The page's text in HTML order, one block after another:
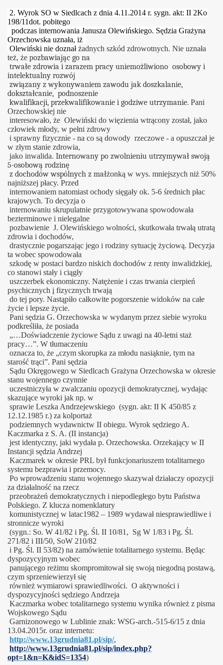
2. Wyrok SO w Siedlcach z dnia 4.11.2014 r. sygn. akt: II 2Ko
198/11dot. pobitego
podczas internowania Janusza Olewińskiego. Sędzia Grażyna
Orzechowska uznała, iż
Olewiński nie doznałżadnych szkód zdrowotnych. Nie uznała
też, że pozbawiając go na
trwałe zdrowia i zarazem pracy uniemożliwiono osobowy i
intelektualny rozwój
związany z wykonywaniem zawodu jak doszkalanie,
dokształcanie, podnoszenie
kwalifikacji, przekwalifikowanie i godziwe utrzymanie. Pani
Orzechowskiej nie
interesowało, że Olewiński do więzienia wtrącony został, jako
człowiek młody, w pełni zdrowy
i sprawny fizycznie - na co są dowody rzeczowe - a opuszczał je
w złym stanie zdrowia,
jako inwalida. Internowany po zwolnieniu utrzymywał swoją
5-osobową rodzinę
z dochodów wspólnych z małżonką w wys. mniejszych niż 50%
najniższej płacy. Przed
internowaniem natomiast ochody sięgały ok. 5-6 średnich płac
krajowych. To decyzja o
internowaniu skrupulatnie przygotowywana spowodowała
bezterminowe i nielegalne
pozbawienie J. Olewińskiego wolności, skutkowała trwałą utratą
zdrowia i dochodów,
drastycznie pogarszając jego i rodziny sytuację życiową. Decyzja
ta wobec spowodowała
szkodę w postaci bardzo niskich dochodów z renty inwalidzkiej,
co stanowi stały i ciągły
uszczerbek ekonomiczny. Natężenie i czas trwania cierpień
psychicznych i fizycznych trwają
do tej pory. Nastąpiło całkowite pogorszenie widoków na całe
życie i lepsze życie.
Pani sędzia G. Orzechowska w wydanym przez siebie wyroku
podkreśliła, że posiada
„…Doświadczenie życiowe Sądu z uwagi na 40-letni staż
pracy…”. W tłumaczeniu
oznacza to, że „czym skorupka za młodu nasiąknie, tym na
starość trąci”. Pani sędzia
Sądu Okręgowego w Siedlcach Grażyna Orzechowska w okresie
stanu wojennego czynnie
uczestniczyła w zwalczaniu opozycji demokratycznej, wydając
skazujące wyroki jak np. w
sprawie Leszka Andrzejewskiego (sygn. akt: II K 450/85 z
12.12.1985 r.) za kolportaż
podziemnych wydawnictw II obiegu. Wyrok sędziego A.
Kaczmarka z S. A. (II instancja)
jest identyczny, jaki wydała p. Orzechowska. Orzekający w II
Instancji sędzia Andrzej
Kaczmarek w okresie PRL był funkcjonariuszem totalitarnego
systemu bezprawia i przemocy.
Po wprowadzeniu stanu wojennego skazywał działaczy opozycji
za działalność na rzecz
przeobrażeń demokratycznych i niepodległego bytu Państwa
Polskiego. Z klucza nomenklatury
komunistycznej w latac1982 – 1989 wydawał niesprawiedliwe i
stronnicze wyroki
(sygn.: So. W 41/82 i Pg. Śl. II 10/81, Sg W 1/83 i Pg. Śl.
271/82 i III/50, SoW 210/82
i Pg. Śl. II 53/82) na zamówienie totalitarnego systemu. Będąc
dyspozycyjnym wobec
panującego reżimu skompromitował się swoją niegodną postawą,
czym sprzeniewierzył się
również wymiarowi sprawiedliwości. O aktywności i
dyspozycyjności sędziego Andrzeja
Kaczmarka wobec totalitarnego systemu wynika również z pisma
Wojskowego Sądu
Garnizonowego w Lublinie znak: WSG-arch.-515-6/15 z dnia
13.04.2015r. oraz internetu:
http://www.13grudnia81.pl/sip/,
http://www.13grudnia81.pl/sip/index.php?
opt=1&n=K&idS=1354)